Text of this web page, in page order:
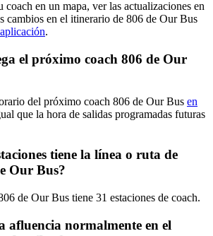
coach en un mapa, ver las actualizaciones en
cambios en el itinerario de 806 de Our Bus
.
el próximo coach 806 de Our
del próximo coach 806 de Our Bus en
que la hora de salidas programadas futuras
tiene la línea o ruta de
Our Bus?
de Our Bus tiene 31 estaciones de coach.
afluencia normalmente en el